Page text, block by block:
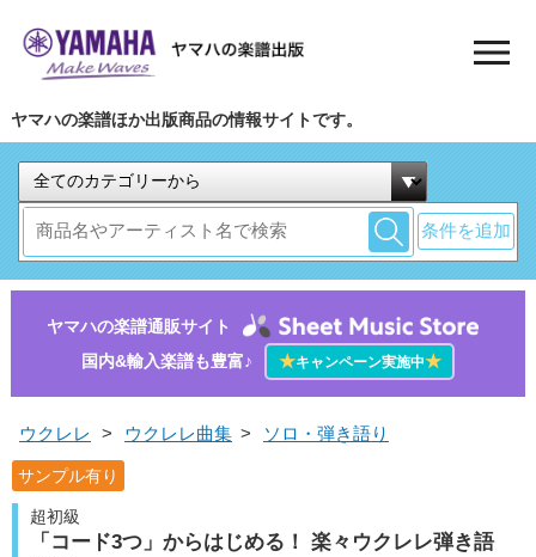
ヤマハの楽譜ほか出版商品の情報サイトです。
条件を追加
ヤマハの楽譜通販サイト
国内&輸入楽譜も豊富♪
★キャンペーン実施中★
ウクレレ > ウクレレ曲集 > ソロ・弾き語り
サンプル有り
超初級
「コード3つ」からはじめる！ 楽々ウクレレ弾き語